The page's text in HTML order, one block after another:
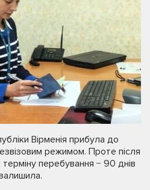
Вірменія прибула до
режимом. Проте після
перебування − 90 днів